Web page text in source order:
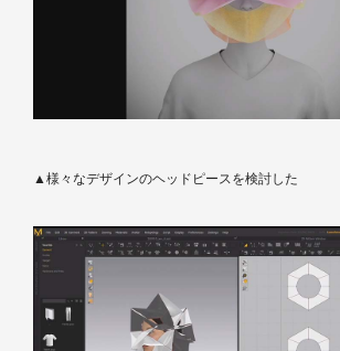
▲様々なデザインのヘッドピースを検討した